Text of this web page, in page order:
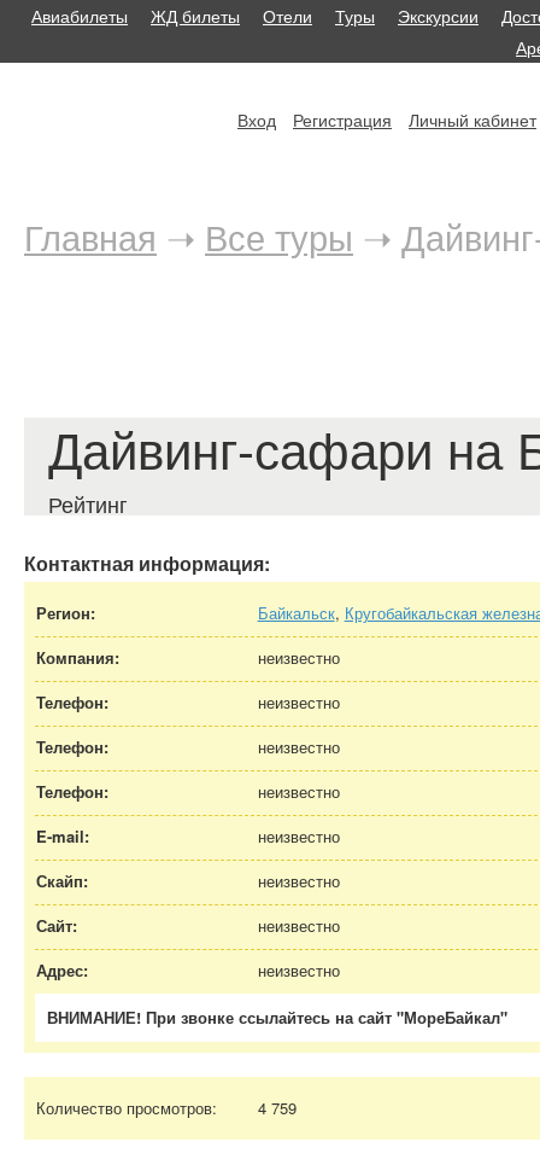
Авиабилеты ЖД билеты Отели Туры Экскурсии
Вход Регистрация Личный кабинет
Главная ➝ Все туры ➝
Дайвинг-сафари на
Рейтинг
Контактная информация:
Регион: Байкальск, Кругобайкальская
Компания:
неизвестно
Телефон:
неизвестно
Телефон:
неизвестно
Телефон:
неизвестно
E-mail:
неизвестно
Скайп:
неизвестно
Сайт:
неизвестно
Адрес:
неизвестно
ВНИМАНИЕ! При звонке ссылайтесь на сайт "МореБайкал"
Количество просмотров: 4 759